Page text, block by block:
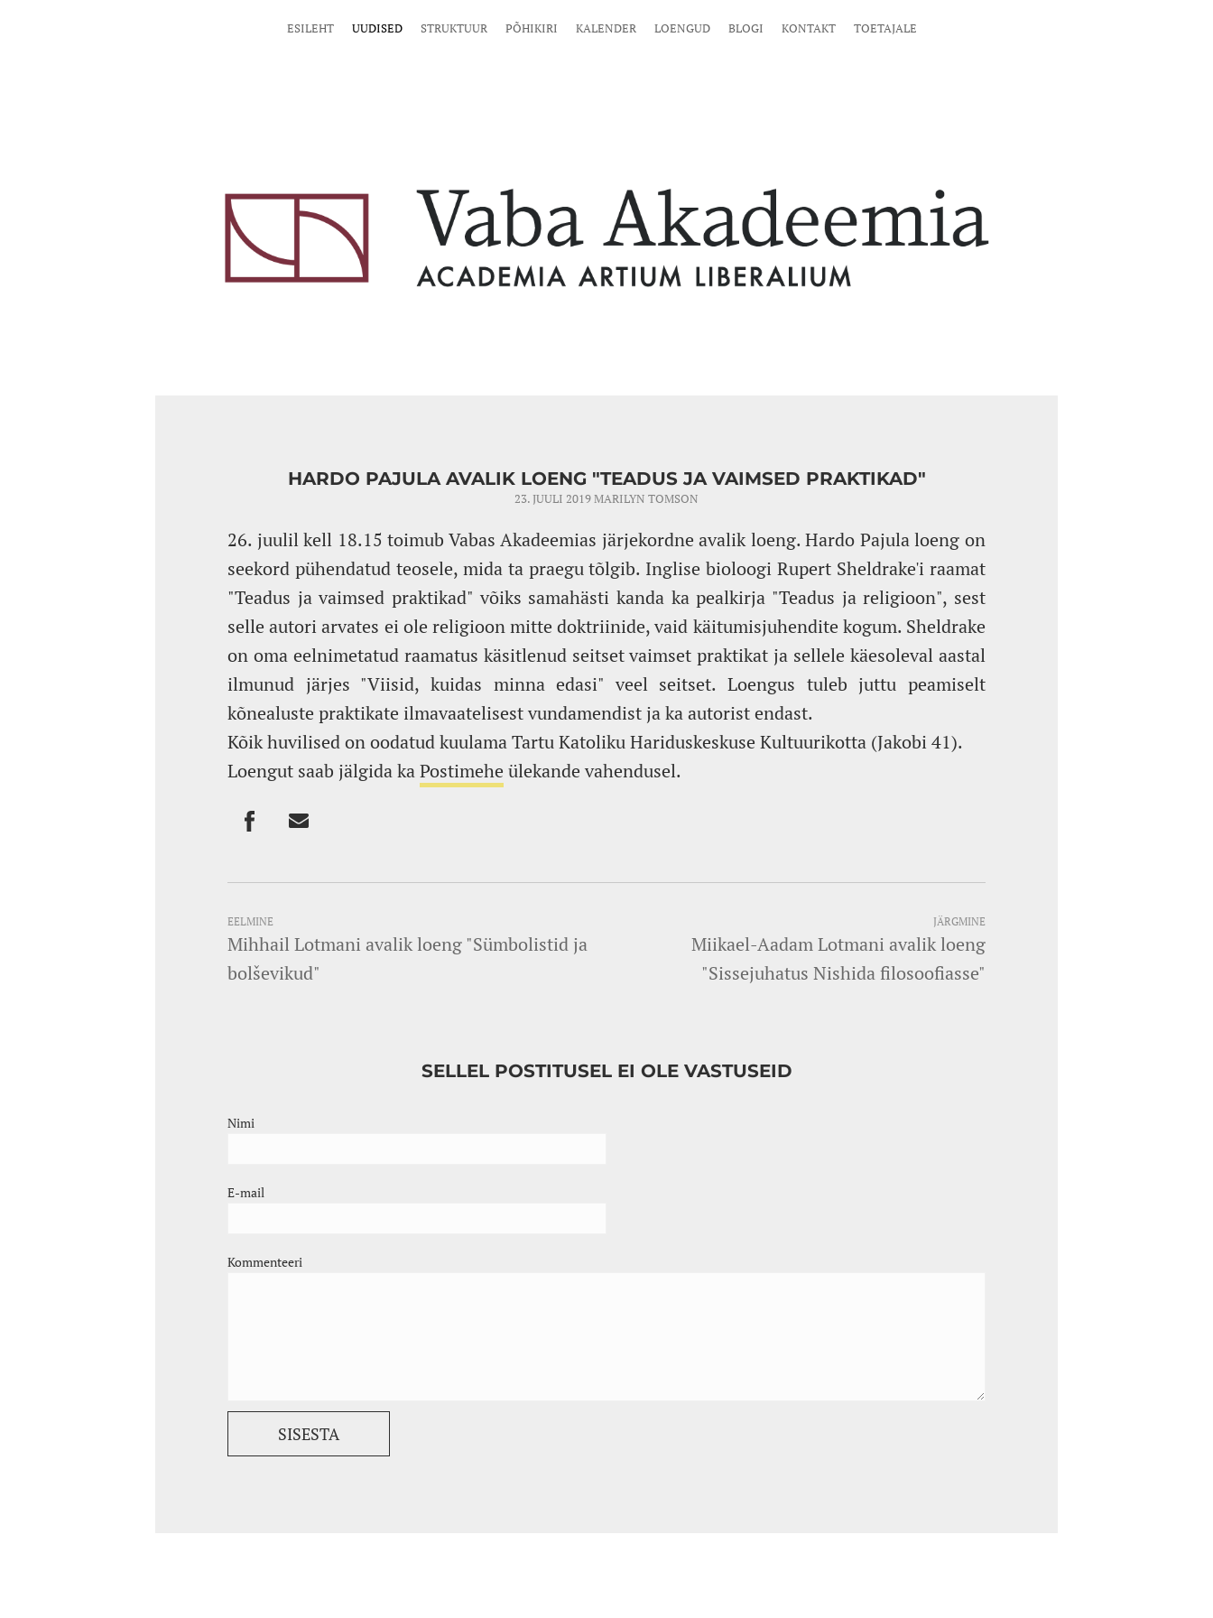
ESILEHT UUDISED STRUKTUUR PÕHIKIRI KALENDER LOENGUD BLOGI KONTAKT TOETAJALE
HARDO PAJULA AVALIK LOENG "TEADUS JA VAIMSED PRAKTIKAD"
23. JUULI 2019MARILYN TOMSON
26. juulil kell 18.15 toimub Vabas Akadeemias järjekordne avalik loeng. Hardo Pajula loeng on
seekord pühendatud teosele, mida ta praegu tõlgib. Inglise bioloogi Rupert Sheldrake'i raamat
"Teadus ja vaimsed praktikad" võiks samahästi kanda ka pealkirja "Teadus ja religioon", sest
selle autori arvates ei ole religioon mitte doktriinide, vaid käitumisjuhendite kogum. Sheldrake
on oma eelnimetatud raamatus käsitlenud seitset vaimset praktikat ja sellele käesoleval aastal
ilmunud järjes "Viisid, kuidas minna edasi" veel seitset. Loengus tuleb juttu peamiselt
kõnealuste praktikate ilmavaatelisest vundamendist ja ka autorist endast.
Kõik huvilised on oodatud kuulama Tartu Katoliku Hariduskeskuse Kultuurikotta (Jakobi 41).
Loengut saab jälgida kaPostimehe ülekande vahendusel.
EELMINE
Mihhail Lotmani avalik loeng "Sümbolistid ja
bolševikud"
JÄRGMINE
Miikael-Aadam Lotmani avalik loeng
"Sissejuhatus Nishida filosoofiasse"
SELLEL POSTITUSEL EI OLE VASTUSEID
Nimi
E-mail
Kommenteeri